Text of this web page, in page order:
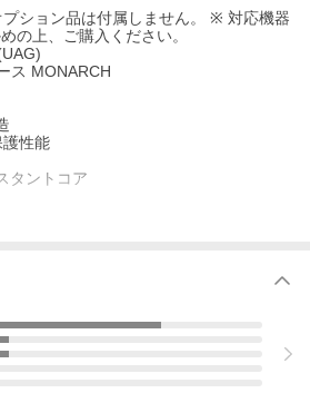
ション品は付属しません。 ※ 対応機器
の上、ご購入ください。
ス MONARCH
性能
タントコア
ック)
ムゾン)
ボンファイバー)
ード)
ルプレート、レザー